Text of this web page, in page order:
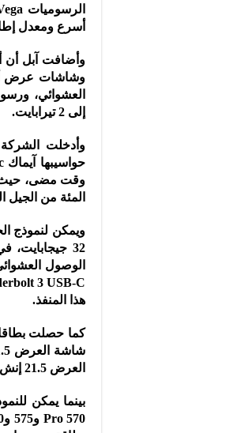
أسرع ومعدل
إلى 2 تيرابايت.
وأدخلت
المئة من الجيل
الوصول
هذا المنفذ.
كما حصلت
العرض 21.5 إنش بدقة 4K قد حصل على شريحة الرسوميات Radeon Pro 555 و560.